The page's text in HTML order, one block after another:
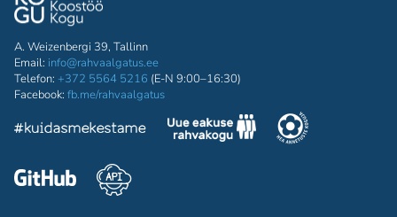
A. Weizenbergi 39, Tallinn
Email: info@rahvaalgatus.ee
Telefon: +372 5564 5216 (E-N 9:00–16:30)
Facebook: fb.me/rahvaalgatus